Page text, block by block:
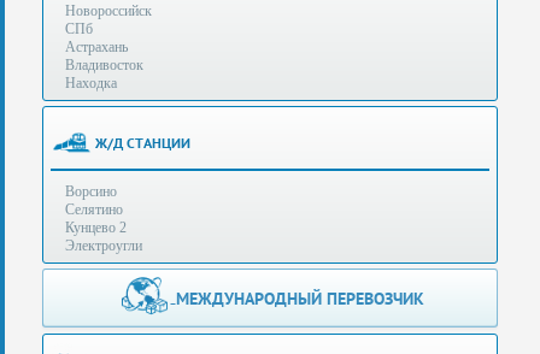
Стоимость
услуг
Контакты
Заказать
звонок
Сделать
запрос
Многоканальный
телефон:
Дополнительные
+7 (929) 575-
Новороссийск
СПб
Астрахань
Владивосток
Находка
Ж/Д СТАНЦИИ
Ворсино
Селятино
Кунцево 2
Электроугли
МЕЖДУНАРОДНЫЙ ПЕРЕВОЗЧИК